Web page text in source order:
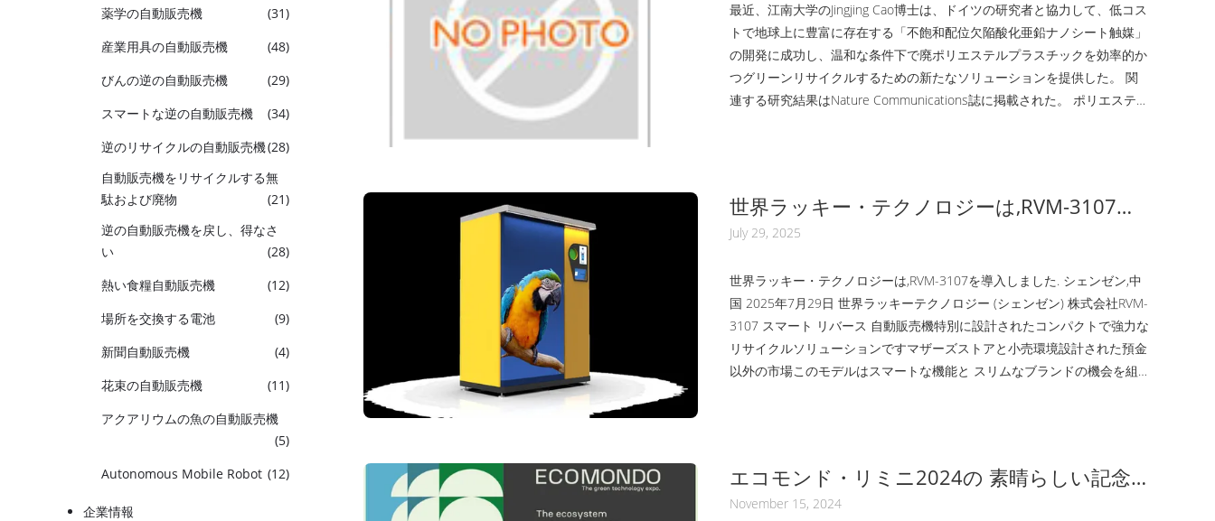
薬学の自動販売機
(31)
産業用具の自動販売機
(48)
びんの逆の自動販売機
(29)
スマートな逆の自動販売機
(34)
逆のリサイクルの自動販売機(28)
自動販売機をリサイクルする無
駄および廃物
(21)
逆の自動販売機を戻し、得なさ
い
(28)
熱い食糧自動販売機
(12)
場所を交換する電池
(9)
新聞自動販売機
(4)
花束の自動販売機
(11)
アクアリウムの魚の自動販売機
(5)
Autonomous Mobile Robot (12)
企業情報
最近、江南大学のJingjing Cao博士は、ドイツの研究者と協力して、低コス
トで地球上に豊富に存在する「不飽和配位欠陥酸化亜鉛ナノシート触媒」
の開発に成功し、温和な条件下で廃ポリエステルプラスチックを効率的か
つグリーンリサイクルするための新たなソリューションを提供した。 関
連する研究結果はNature Communications誌に掲載された。 ポリエステル
世界ラッキー・テクノロジーは,RVM-3107を
導入しました.
July 29, 2025
世界ラッキー・テクノロジーは,RVM-3107を導入しました. シェンゼン,中
国 2025年7月29日 世界ラッキーテクノロジー (シェンゼン) 株式会社RVM-
3107 スマート リバース 自動販売機特別に設計されたコンパクトで強力な
リサイクルソリューションですマザーズストアと小売環境設計された預金
以外の市場このモデルはスマートな機能と スリムなブランドの機会を組
エコモンド・リミニ2024の 素晴らしい記念
品
November 15, 2024